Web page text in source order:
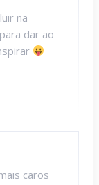
na
dar ao
caros